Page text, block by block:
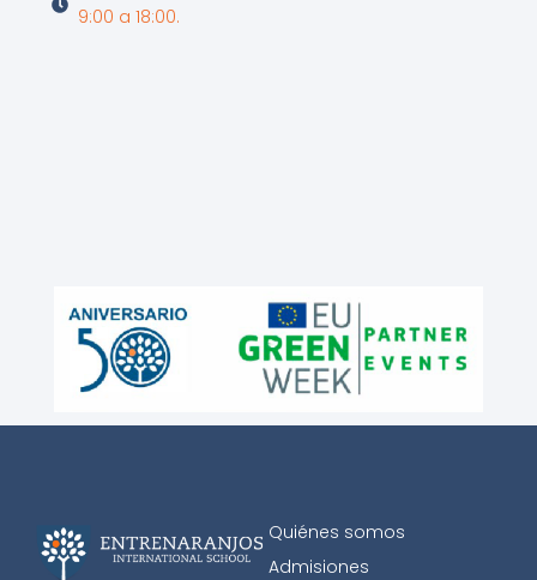
9:00 a 18:00.
Quiénes somos
Admisiones